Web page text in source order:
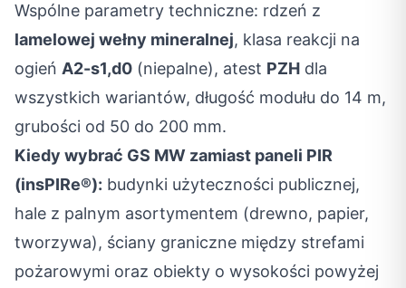
Wspólne parametry techniczne: rdzeń z
lamelowej wełny mineralnej, klasa reakcji na
ogień A2-s1,d0 (niepalne), atest PZH dla
wszystkich wariantów, długość modułu do 14 m,
grubości od 50 do 200 mm.
Kiedy wybrać GS MW zamiast paneli PIR
(insPIRe®): budynki użyteczności publicznej,
hale z palnym asortymentem (drewno, papier,
tworzywa), ściany graniczne między strefami
pożarowymi oraz obiekty o wysokości powyżej